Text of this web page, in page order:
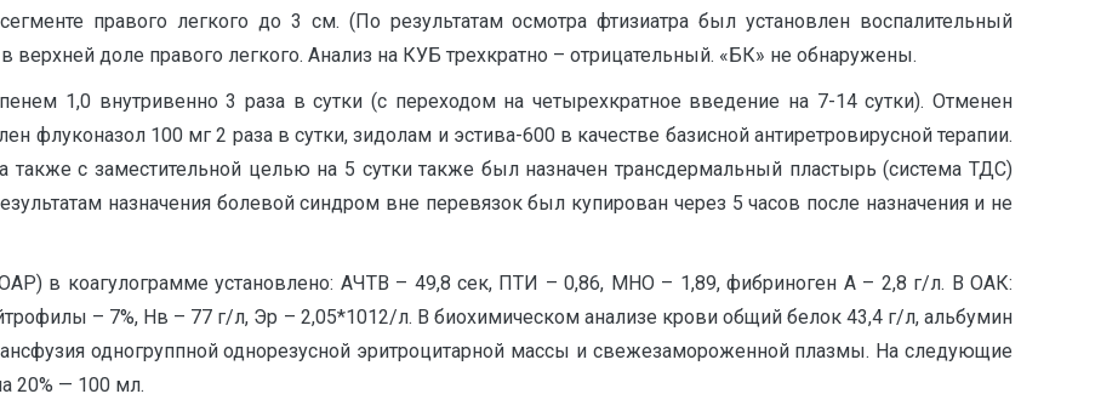
правого легкого до 3 см. (По результатам осмотра фтизиатра был установлен воспалительный
верхней доле правого легкого. Анализ на КУБ трехкратно – отрицательный. «БК» не обнаружены.
1,0 внутривенно 3 раза в сутки (с переходом на четырехкратное введение на 7-14 сутки). Отменен
флуконазол 100 мг 2 раза в сутки, зидолам и эстива-600 в качестве базисной антиретровирусной терапии.
с заместительной целью на 5 сутки также был назначен трансдермальный пластырь (система ТДС)
назначения болевой синдром вне перевязок был купирован через 5 часов после назначения и не
в коагулограмме установлено: АЧТВ – 49,8 сек, ПТИ – 0,86, МНО – 1,89, фибриноген А – 2,8 г/л. В ОАК:
– 7%, Нв – 77 г/л, Эр – 2,05*1012/л. В биохимическом анализе крови общий белок 43,4 г/л, альбумин
одногруппной однорезусной эритроцитарной массы и свежезамороженной плазмы. На следующие
20% — 100 мл.